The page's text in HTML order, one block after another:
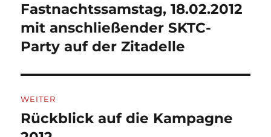
Beitrag:
Fastnachtssamstag, 18.02.2012
mit anschließender SKTC-
Party auf der Zitadelle
WEITER
Nächster
Beitrag:
Rückblick auf die Kampagne